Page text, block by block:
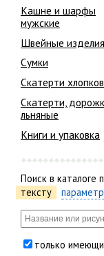
Кашне и шарфы
мужские
Швейные изделия
Сумки
Скатерти
Скатерти,
льняные
Книги и упаковка
Поиск в каталоге
тексту
только